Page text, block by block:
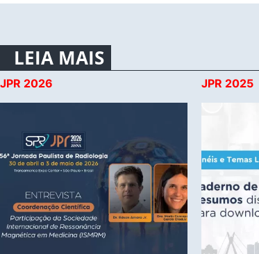
LEIA MAIS
JPR 2026 JPR 2025